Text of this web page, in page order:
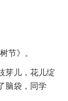
节》。
芽儿，花儿绽
脑袋，同学